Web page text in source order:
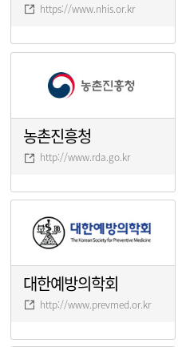
https://www.nhis.or.kr
농촌진흥청
http://www.rda.go.kr
대한예방의학회
http://www.prevmed.or.kr